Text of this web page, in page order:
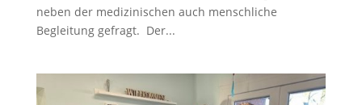
neben der medizinischen auch menschliche
Begleitung gefragt. Der...